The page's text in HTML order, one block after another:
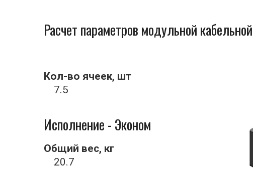
Расчет параметров модульной
Кол-во ячеек, шт
7.5
Исполнение - Эконом
Общий вес, кг
20.7